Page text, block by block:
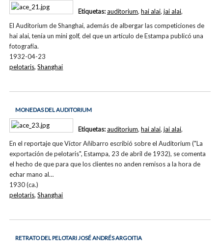
El Auditorium de Shanghai, además de albergar las competiciones de
hai alai, tenía un mini golf, del que un artículo de Estampa publicó una
fotografía.
1932-04-23
Etiquetas:auditorium, hai alai, jai alai,
pelotaris,Shanghai
MONEDAS DEL AUDITORIUM
En el reportaje que Víctor Añibarro escribió sobre el Auditorium ("La
exportación de pelotaris", Estampa, 23 de abril de 1932), se comenta
el hecho de que para que los clientes no anden remisos a la hora de
echar mano al…
1930 (ca.)
Etiquetas:auditorium, hai alai, jai alai,
pelotaris,Shanghai
RETRATO DEL PELOTARI JOSÉ ANDRÉS ARGOITIA